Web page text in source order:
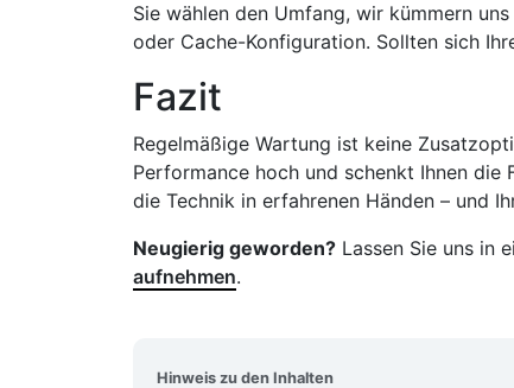
Sie wählen den Umfang, wir kümmern
oder Cache-Konfiguration. Sollten sich
Fazit
Regelmäßige Wartung ist keine
Performance hoch und schenkt Ihnen
die Technik in erfahrenen Händen – und
Neugierig geworden? Lassen Sie uns in
aufnehmen.
Hinweis zu den Inhalten